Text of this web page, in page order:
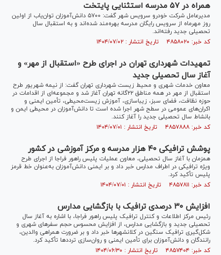
همراه در ۵۷ مدرسه استثنایی پایتخت
مدیرعامل شرکت خودرو سرویس شهر گفت: ۵۷۰۰ دانش‌آموزان توان‌یاب از اولین
روز مهرماه از سرویس رایگان مدرسه بهره‌مند شده‌اند و به استقبال سال
تحصیلی جدید رفته‌اند.
کد خبر: ۴۸۵۸۰۲۰ تاریخ انتشار : ۱۴۰۴/۰۷/۰۲
تمهیدات شهرداری تهران در اجرای طرح «استقبال از مهر» و
آغاز سال تحصیلی جدید
معاون خدمات شهری و محیط زیست شهرداری تهران گفت: از نیمه شهریور طرح
استقبال از مهر در همه مناطق ۲۲گانه تهران آغاز شد و مجموعه‌ای از اقدامات در
حوزه نظافت، فضای سبز، زیباسازی، آموزش زیست‌محیطی، تأمین ایمنی و
اکران‌های عمومی در سطح شهر اجرا شده است تا دانش‌آموزان در محیطی ایمن و
بانشاط سال تحصیلی جدید را آغاز کنند.
کد خبر: ۴۸۵۷۸۸۸ تاریخ انتشار : ۱۴۰۴/۰۷/۰۱
پوشش ترافیکی ۴۰ هزار مدرسه و مرکز آموزشی در کشور
همزمان با آغاز سال تحصیلی، معاون عملیات پلیس راهور فراجا از اجرای طرح
ویژه ترافیکی در اطراف مدارس خبر داد و بر ایمنی دانش‌آموزان به‌عنوان خط قرمز
پلیس تأکید کرد.
کد خبر: ۴۸۵۷۸۱۱ تاریخ انتشار : ۱۴۰۴/۰۷/۰۱
افزایش ۳۰ درصدی ترافیک با بازگشایی مدارس
رئیس مرکز اطلاعات و کنترل ترافیک پلیس راهور فراجا، با اشاره به آغاز سال
تحصیلی جدید و بازگشایی مدارس، از افزایش محسوس حجم سفر‌های شهری و
شکل‌گیری ترافیک سنگین در کلانشهر‌ها خبر داد و بر ضرورت همراهی والدین،
رانندگان و دانش‌آموزان برای تأمین ایمنی و روان‌سازی تردد‌ها تأکید کرد.
کد خبر: ۴۸۵۷۴۰۴ تاریخ انتشار : ۱۴۰۴/۰۶/۳۰